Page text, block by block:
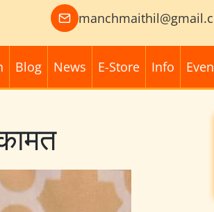
Blog News E-Store Info